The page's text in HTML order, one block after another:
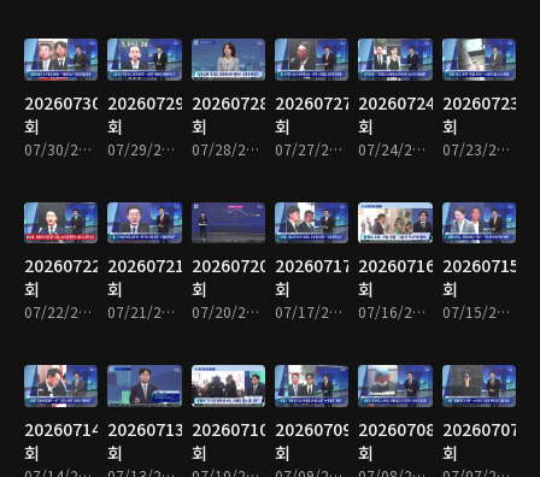
20260730
회
07/30/2026 • 1시간 34분
20260729
회
07/29/2026 • 1시간 36분
20260728
회
07/28/2026 • 1시간 36분
20260727
회
07/27/2026 • 1시간 34분
20260724
회
07/24/2026 • 1시간 35분
20260723
회
07/23/2026 • 1시간 34분
20260722
회
07/22/2026 • 1시간 36분
20260721
회
07/21/2026 • 1시간 34분
20260720
회
07/20/2026 • 1시간 33분
20260717
회
07/17/2026 • 1시간 35분
20260716
회
07/16/2026 • 1시간 33분
20260715
회
07/15/2026 • 1시간 35분
20260714
회
20260713
회
20260710
회
20260709
회
20260708
회
20260707
회